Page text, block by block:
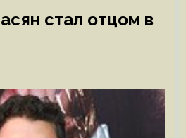
стал отцом в